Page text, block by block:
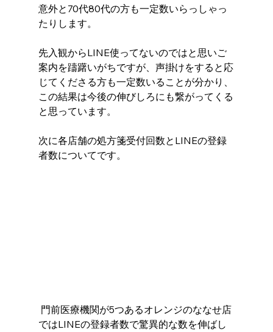
意外と70代80代の方も一定数いらっしゃっ
たりします。
先入観からLINE使ってないのではと思いご
案内を躊躇いがちですが、声掛けをすると応
じてくださる方も一定数いることが分かり、
この結果は今後の伸びしろにも繋がってくる
と思っています。
次に各店舗の処方箋受付回数とLINEの登録
者数についてです。
門前医療機関が5つあるオレンジのななせ店
ではLINEの登録者数で驚異的な数を伸ばし